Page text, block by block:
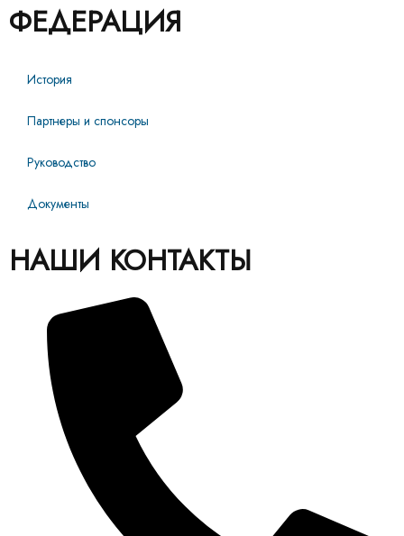
ФЕДЕРАЦИЯ
История
Партнеры и спонсоры
Руководство
Документы
НАШИ КОНТАКТЫ